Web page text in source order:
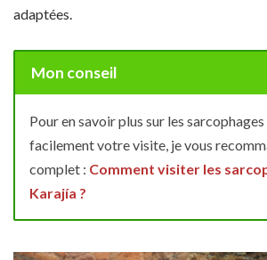
adaptées.
Mon conseil
Pour en savoir plus sur les
facilement votre visite, je vous
complet : Comment visiter les
Karajía ?